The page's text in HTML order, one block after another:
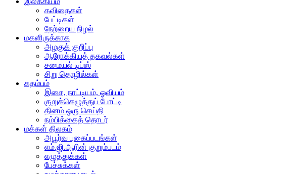
கவிதைகள்
பேட்டிகள்
நேற்றைய நிழல்
மகளிருக்காக
அழகுக் குறிப்பு
ஆரோக்கியத் தகவல்கள்
சமையல் டிப்ஸ்
சிறு தொழில்கள்
கதம்பம்
இசை, நாட்டியம், ஓவியம்
குறுக்கெழுத்துப் போட்டி
தினம் ஒரு செய்தி
நம்பிக்கைத் தொடர்
மக்கள் திலகம்
அபூர்வ புகைப்படங்கள்
எம்.ஜி.ஆரின் குறும்படம்
எழுத்துக்கள்
பேச்சுக்கள்